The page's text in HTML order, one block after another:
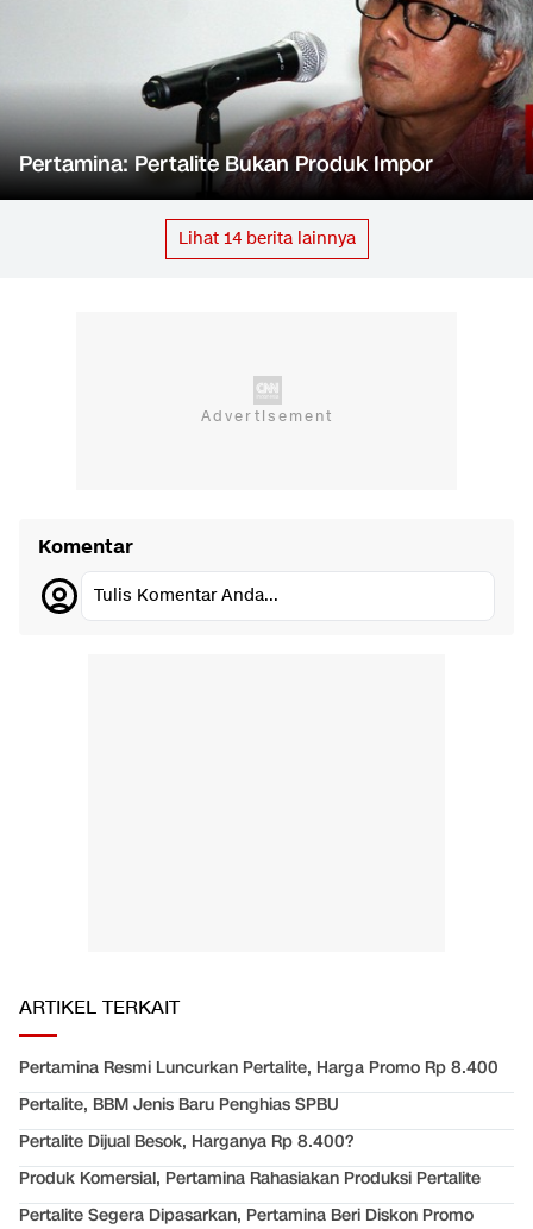
Pertamina: Pertalite Bukan Produk Impor
Lihat 14berita lainnya
Komentar
Tulis Komentar Anda...
ARTIKEL TERKAIT
Pertamina Resmi Luncurkan Pertalite, Harga Promo Rp 8.400
Pertalite, BBM Jenis Baru Penghias SPBU
Pertalite Dijual Besok, Harganya Rp 8.400?
Produk Komersial, Pertamina Rahasiakan Produksi Pertalite
Pertalite Segera Dipasarkan, Pertamina Beri Diskon Promo